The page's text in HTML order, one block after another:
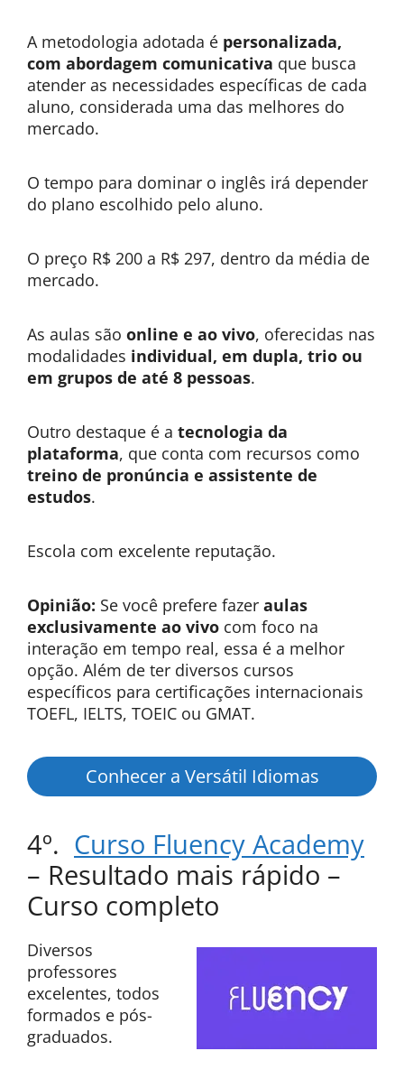
A metodologia adotada é personalizada,
com abordagem comunicativa que busca
atender as necessidades específicas de cada
aluno, considerada uma das melhores do
mercado.
O tempo para dominar o inglês irá depender
do plano escolhido pelo aluno.
O preço R$ 200 a R$ 297, dentro da média de
mercado.
As aulas são online e ao vivo, oferecidas nas
modalidades individual, em dupla, trio ou
em grupos de até 8 pessoas.
Outro destaque é a tecnologia da
plataforma, que conta com recursos como
treino de pronúncia e assistente de
estudos.
Escola com excelente reputação.
Opinião: Se você prefere fazer aulas
exclusivamente ao vivo com foco na
interação em tempo real, essa é a melhor
opção. Além de ter diversos cursos
específicos para certificações internacionais
TOEFL, IELTS, TOEIC ou GMAT.
Conhecer a Versátil Idiomas
4º. Curso Fluency Academy
– Resultado mais rápido –
Curso completo
Diversos
professores
excelentes, todos
formados e pós-
graduados.